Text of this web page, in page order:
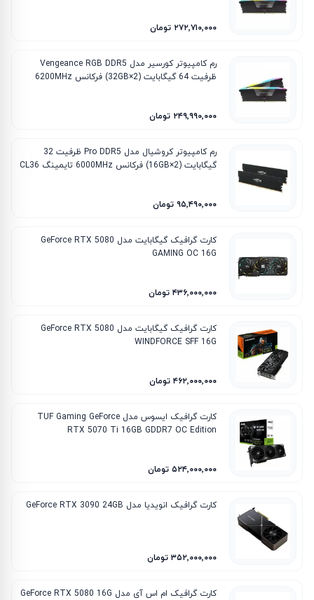
۲۷۲٬۷۱۰٬۰۰۰ تومان
رم کامپیوتر کورسیر مدل Vengeance RGB DDR5
ظرفیت 64 گیگابایت (2×32GB) فرکانس 6200MHz
۲۴۹٬۹۹۰٬۰۰۰ تومان
رم کامپیوتر کروشیال مدل Pro DDR5 ظرفیت 32
گیگابایت (2×16GB) فرکانس 6000MHz تایمینگ CL36
۹۵٬۴۹۰٬۰۰۰ تومان
کارت گرافیک گیگابایت مدل GeForce RTX 5080
GAMING OC 16G
۴۳۶٬۰۰۰٬۰۰۰ تومان
کارت گرافیک گیگابایت مدل GeForce RTX 5080
WINDFORCE SFF 16G
۴۶۲٬۰۰۰٬۰۰۰ تومان
کارت گرافیک ایسوس مدل TUF Gaming GeForce
RTX 5070 Ti 16GB GDDR7 OC Edition
۵۲۴٬۰۰۰٬۰۰۰ تومان
کارت گرافیک انویدیا مدل GeForce RTX 3090 24GB
۳۵۲٬۰۰۰٬۰۰۰ تومان
کارت گرافیک ام‌ اس‌ آی مدل GeForce RTX 5080 16G